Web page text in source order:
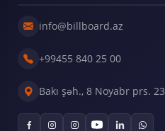
info@billboard.az
+99455 840 25 00
Bakı şəh., 8 Noyabr prs. 23